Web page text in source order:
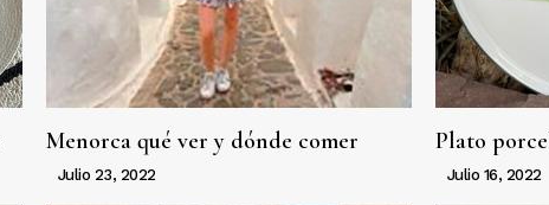
Menorca qué ver y dónde comer
Julio 23, 2022
Plato
Julio 16, 2022